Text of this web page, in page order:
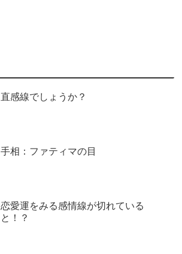
直感線でしょうか？
手相：ファティマの目
恋愛運をみる感情線が切れている
と！？